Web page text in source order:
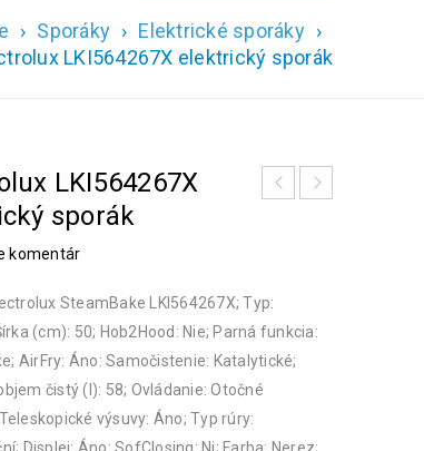
› Sporáky › Elektrické sporáky ›
LKI564267X elektrický sporák
LKI564267X
sporák
komentár
SteamBake LKI564267X; Typ:
(cm): 50; Hob2Hood: Nie; Parná funkcia:
AirFry: Áno: Samočistenie: Katalytické;
čistý (l): 58; Ovládanie: Otočné
výsuvy: Áno; Typ rúry: